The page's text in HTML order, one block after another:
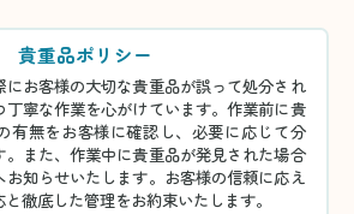
貴重品ポリシー
にお客様の大切な貴重品が誤って処分され
丁寧な作業を心がけています。作業前に貴
有無をお客様に確認し、必要に応じて分
また、作業中に貴重品が発見された場合
お知らせいたします。お客様の信頼に応え
徹底した管理をお約束いたします。